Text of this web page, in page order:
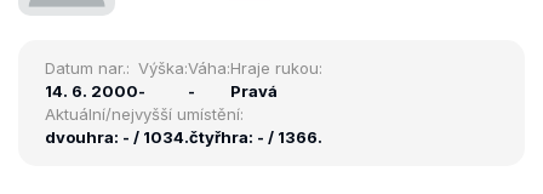
Datum nar.:
14. 6. 2000
Výška:
-
Váha:
-
Hraje rukou:
Pravá
Aktuální/nejvyšší umístění:
dvouhra: - / 1034.čtyřhra: - / 1366.